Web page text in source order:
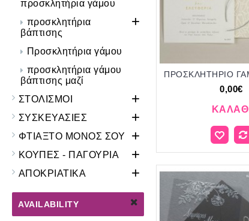
προσκλητήρια γάμου
προσκλητήρια
βάπτισης
+
Προσκλητήρια γάμου
προσκλητήρια γάμου
βάπτισης μαζί
ΣΤΟΛΙΣΜΟΙ
+
ΣΥΣΚΕΥΑΣΙΕΣ +
ΦΤΙΑΞΤΟ ΜΟΝΟΣ ΣΟΥ +
ΚΟΥΠΕΣ - ΠΑΓΟΥΡΙΑ +
ΑΠΟΚΡΙΑΤΙΚΑ +
AVAILABILITY
0,00€
ΚΑΛΆΘΙ